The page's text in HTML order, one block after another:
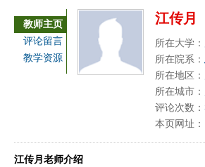
教师主页
评论留言
教学资源
江传月
所在大学：
所在院系：
所在地区：
所在城市：
评论次数：
本页网址：
江传月老师介绍